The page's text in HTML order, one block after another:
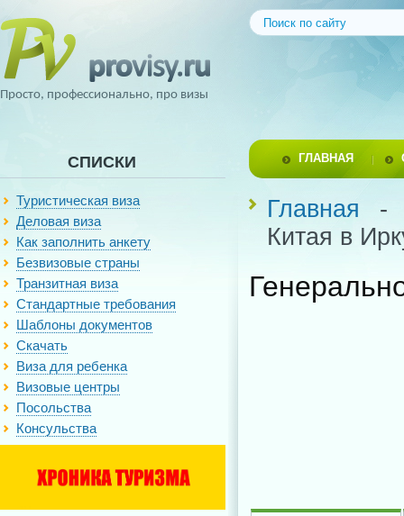
Просто, профессионально, про визы
СПИСКИ
Туристическая виза
Деловая виза
Как заполнить анкету
Безвизовые страны
Транзитная виза
Стандартные требования
Шаблоны документов
Скачать
Виза для ребенка
Визовые центры
Посольства
Консульства
ГЛАВНАЯ
Главная
Китая в